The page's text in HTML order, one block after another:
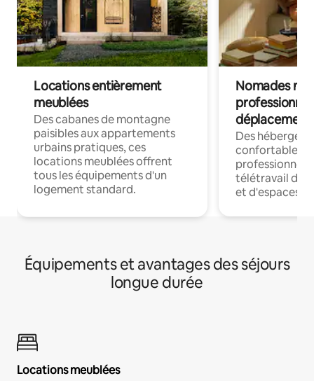
Locations entièrement
meublées
Des cabanes de montagne
paisibles aux appartements
urbains pratiques, ces
locations meublées offrent
tous les équipements d'un
logement standard.
Nomades
déplacement
Des
confortables
professionnels
télétravail
et d'espaces
Équipements et avantages des séjours
longue durée
Locations meublées